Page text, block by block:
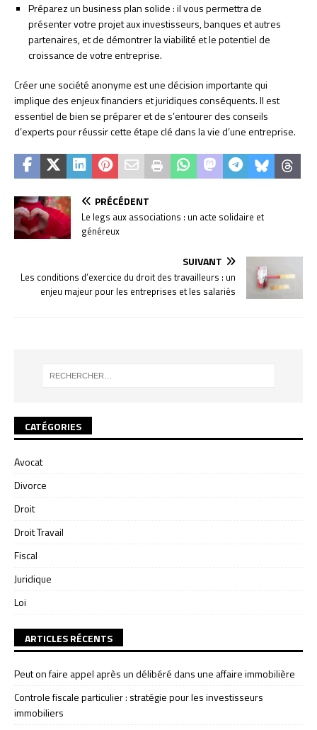
Préparez un business plan solide : il vous permettra de
présenter votre projet aux investisseurs, banques et autres
partenaires, et de démontrer la viabilité et le potentiel de
croissance de votre entreprise.
Créer une société anonyme est une décision importante qui
implique des enjeux financiers et juridiques conséquents. Il est
essentiel de bien se préparer et de s’entourer des conseils
d’experts pour réussir cette étape clé dans la vie d’une entreprise.
PRÉCÉDENT
Le legs aux associations : un acte solidaire et
généreux
SUIVANT
Les conditions d’exercice du droit des travailleurs : un
enjeu majeur pour les entreprises et les salariés
CATÉGORIES
Avocat
Divorce
Droit
Droit Travail
Fiscal
Juridique
Loi
ARTICLES RÉCENTS
Peut on faire appel après un délibéré dans une affaire immobilière
Controle fiscale particulier : stratégie pour les investisseurs
immobiliers